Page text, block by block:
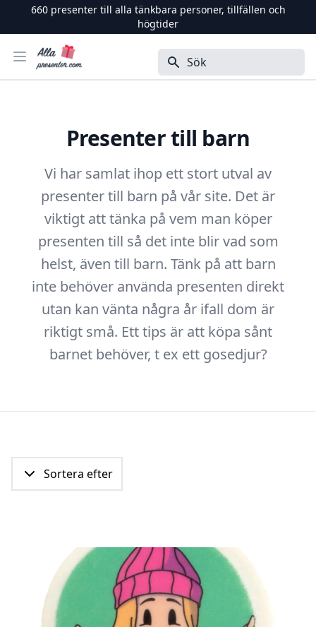
660presenter till alla tänkbara personer, tillfällen och
högtider
Öppna menyn
Alla Presenter Sök
Presenter till barn
Vi har samlat ihop ett stort utval av
presenter till barn på vår site. Det är
viktigt att tänka på vem man köper
presenten till så det inte blir vad som
helst, även till barn. Tänk på att barn
inte behöver använda presenten direkt
utan kan vänta några år ifall dom är
riktigt små. Ett tips är att köpa sånt
barnet behöver, t ex ett gosedjur?
Sortera efter